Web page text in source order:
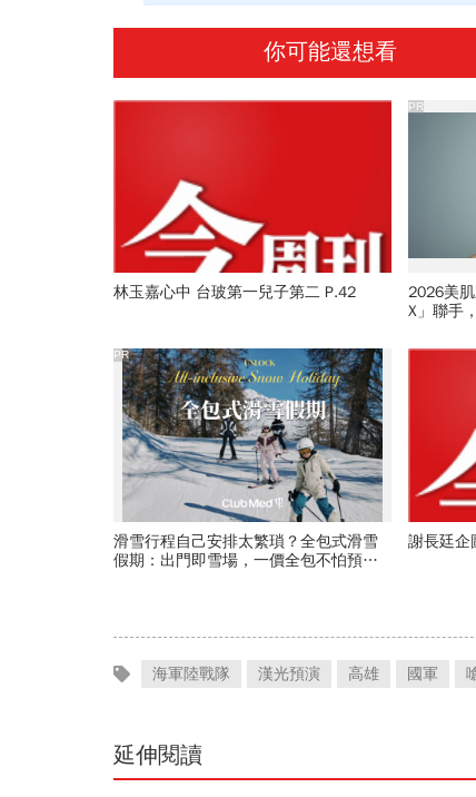
你可能還想看
林玉嘉心中 台玻第一兒子第二 P.42
2026美
X」聯手
PR
滑雪行程自己安排太繁瑣？全包式滑雪
假期：出門即雪場，一價全包不怕預算
PR
謝長廷企
海軍陸戰隊 漢光預演 高雄 國軍
延伸閱讀